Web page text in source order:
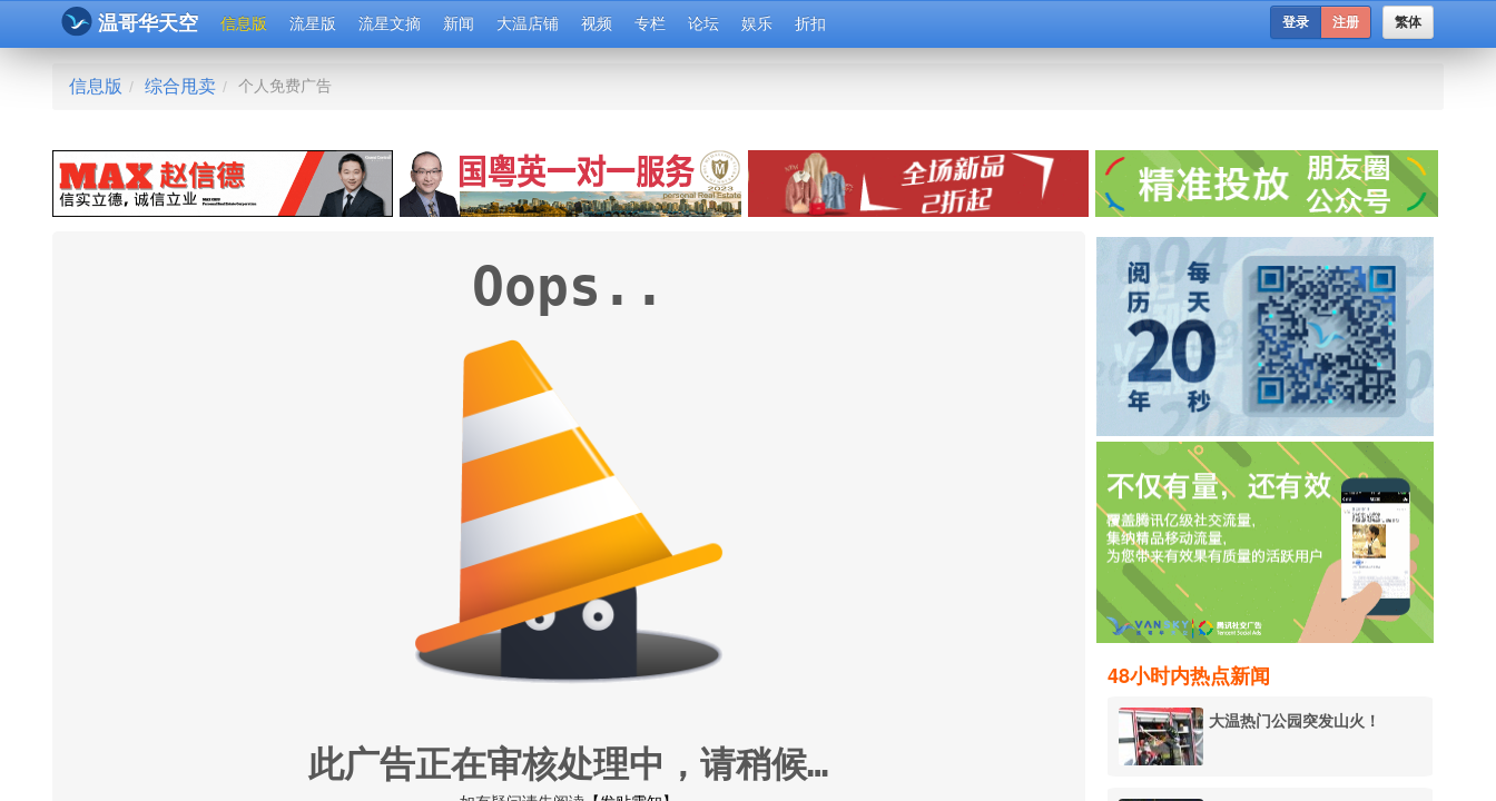
温哥华天空 信息版 流星版 流星文摘 新闻 大温店铺 视频 专栏 论坛 娱乐 折扣 繁体
登录 注册
信息版 / 综合甩卖 / 个人免费广告
48小时内热点新闻
大温热门公园突发山火！
Oops..
此广告正在审核处理中，请稍候…